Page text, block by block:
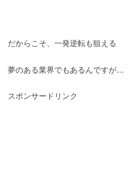
だからこそ、一発逆転も狙える
夢のある業界でもあるんですが…
スポンサードリンク